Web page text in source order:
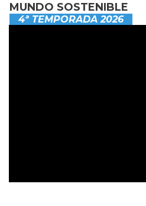
MUNDO SOSTENIBLE
4ª TEMPORADA 2026